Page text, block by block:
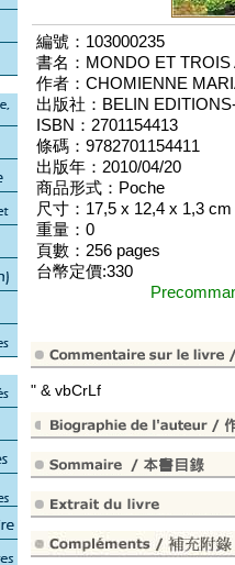
編號：103000235
書名：MONDO ET
作者：CHOMIENNE
出版社：BELIN
ISBN：2701154413
條碼：9782701154411
出版年：2010/04/20
商品形式：Poche
尺寸：17,5 x 12,4 x 1,3 cm
重量：0
頁數：256 pages
台幣定價:330
" & vbCrLf